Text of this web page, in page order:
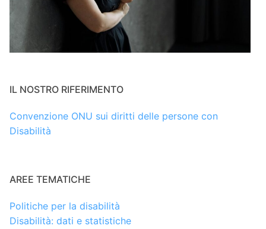
IL NOSTRO RIFERIMENTO
Convenzione ONU sui diritti delle persone con
Disabilità
AREE TEMATICHE
Politiche per la disabilità
Disabilità: dati e statistiche